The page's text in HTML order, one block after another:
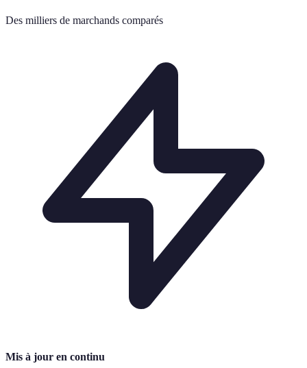
Des milliers de marchands comparés
Mis à jour en continu